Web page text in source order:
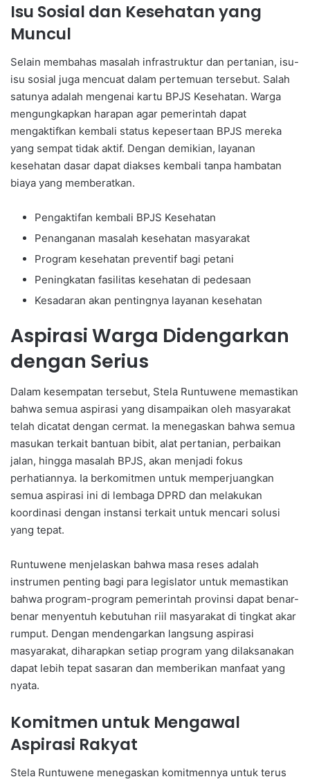
Isu Sosial dan Kesehatan yang
Muncul
Selain membahas masalah infrastruktur dan pertanian, isu-
isu sosial juga mencuat dalam pertemuan tersebut. Salah
satunya adalah mengenai kartu BPJS Kesehatan. Warga
mengungkapkan harapan agar pemerintah dapat
mengaktifkan kembali status kepesertaan BPJS mereka
yang sempat tidak aktif. Dengan demikian, layanan
kesehatan dasar dapat diakses kembali tanpa hambatan
biaya yang memberatkan.
Pengaktifan kembali BPJS Kesehatan
Penanganan masalah kesehatan masyarakat
Program kesehatan preventif bagi petani
Peningkatan fasilitas kesehatan di pedesaan
Kesadaran akan pentingnya layanan kesehatan
Aspirasi Warga Didengarkan
dengan Serius
Dalam kesempatan tersebut, Stela Runtuwene memastikan
bahwa semua aspirasi yang disampaikan oleh masyarakat
telah dicatat dengan cermat. Ia menegaskan bahwa semua
masukan terkait bantuan bibit, alat pertanian, perbaikan
jalan, hingga masalah BPJS, akan menjadi fokus
perhatiannya. Ia berkomitmen untuk memperjuangkan
semua aspirasi ini di lembaga DPRD dan melakukan
koordinasi dengan instansi terkait untuk mencari solusi
yang tepat.
Runtuwene menjelaskan bahwa masa reses adalah
instrumen penting bagi para legislator untuk memastikan
bahwa program-program pemerintah provinsi dapat benar-
benar menyentuh kebutuhan riil masyarakat di tingkat akar
rumput. Dengan mendengarkan langsung aspirasi
masyarakat, diharapkan setiap program yang dilaksanakan
dapat lebih tepat sasaran dan memberikan manfaat yang
nyata.
Komitmen untuk Mengawal
Aspirasi Rakyat
Stela Runtuwene menegaskan komitmennya untuk terus